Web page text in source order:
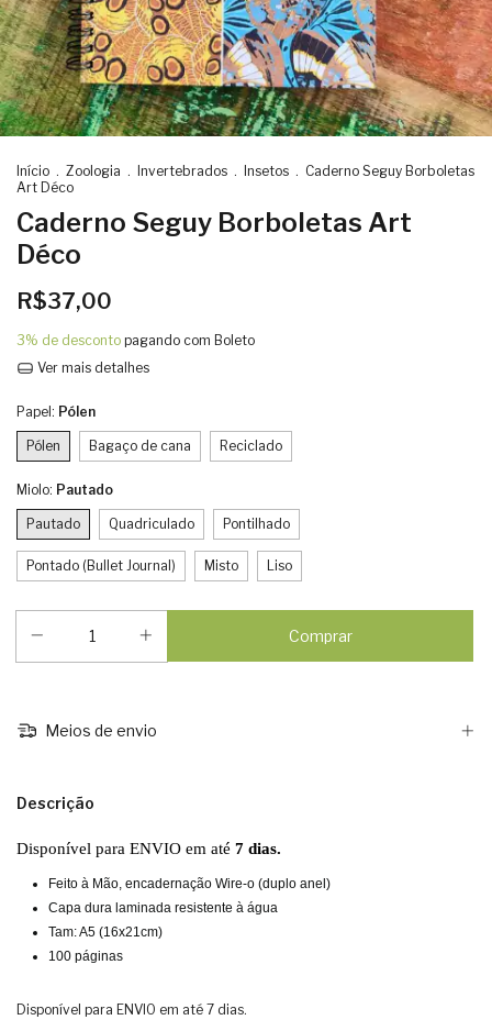
Início . Zoologia . Invertebrados . Insetos . Caderno Seguy Borboletas
Art Déco
Caderno Seguy Borboletas Art
Déco
R$37,00
3% de desconto pagando com Boleto
Ver mais detalhes
Papel: Pólen
Pólen Bagaço de cana Reciclado
Miolo: Pautado
Pautado Quadriculado Pontilhado
Pontado (Bullet Journal) Misto Liso
Meios de envio
Descrição
Disponível para ENVIO em até 7 dias.
Feito à Mão, encadernação Wire-o (duplo anel)
Capa dura laminada resistente à água
Tam: A5 (16x21cm)
100 páginas
Disponível para ENVIO em até 7 dias.